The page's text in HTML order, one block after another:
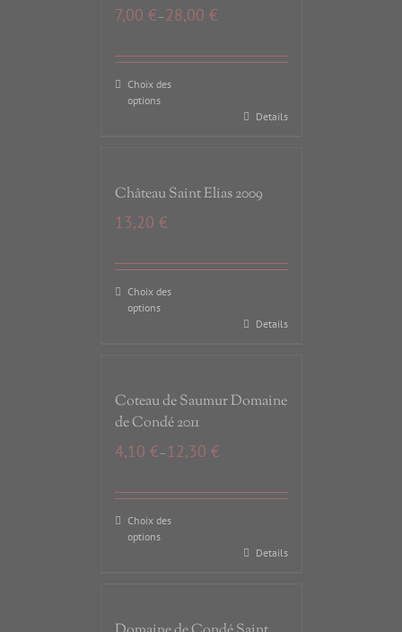
7,00 €–28,00 €
Choix des
options
Details
Château Saint Elias 2009
13,20 €
Choix des
options
Details
Coteau de Saumur Domaine
de Condé 2011
4,10 €–12,30 €
Choix des
options
Details